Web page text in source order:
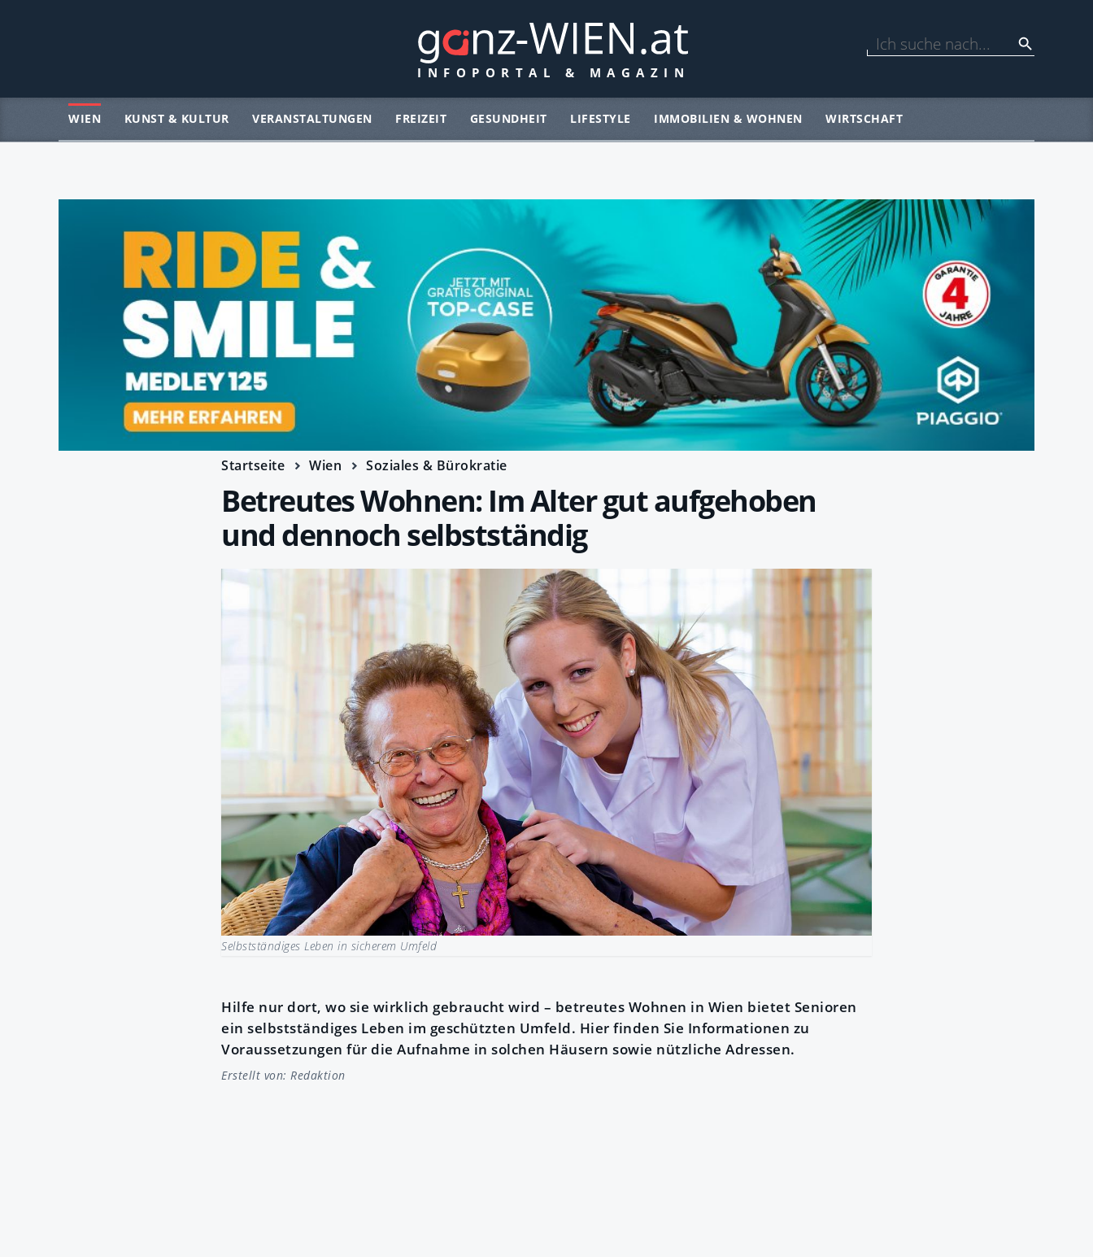
WIEN KUNST & KULTUR VERANSTALTUNGEN FREIZEIT GESUNDHEIT LIFESTYLE IMMOBILIEN & WOHNEN WIRTSCHAFT
Startseite Wien Soziales & Bürokratie
Betreutes Wohnen: Im Alter gut aufgehoben
und dennoch selbstständig
Selbstständiges Leben in sicherem Umfeld
Hilfe nur dort, wo sie wirklich gebraucht wird – betreutes Wohnen in Wien bietet Senioren
ein selbstständiges Leben im geschützten Umfeld. Hier finden Sie Informationen zu
Voraussetzungen für die Aufnahme in solchen Häusern sowie nützliche Adressen.
Erstellt von: Redaktion